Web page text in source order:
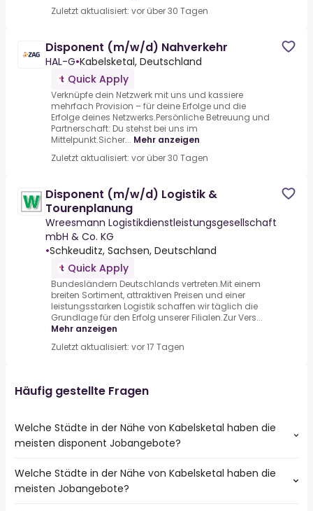
Zuletzt aktualisiert: vor über 30 Tagen
Disponent (m/w/d) Nahverkehr
HAL-G•Kabelsketal, Deutschland
Quick Apply
Verknüpfe dein Netzwerk mit uns und kassiere
mehrfach Provision – für deine Erfolge und die
Erfolge deines Netzwerks.Persönliche Betreuung und
Partnerschaft: Du stehst bei uns im
Mittelpunkt.Sicher... Mehr anzeigen
Zuletzt aktualisiert: vor über 30 Tagen
Disponent (m/w/d) Logistik &
Tourenplanung
Wreesmann Logistikdienstleistungsgesellschaft
mbH & Co. KG
•Schkeuditz, Sachsen, Deutschland
Quick Apply
Bundesländern Deutschlands vertreten.Mit einem
breiten Sortiment, attraktiven Preisen und einer
leistungsstarken Logistik schaffen wir täglich die
Grundlage für den Erfolg unserer Filialen.Zur Vers...
Mehr anzeigen
Zuletzt aktualisiert: vor 17 Tagen
Häufig gestellte Fragen
Welche Städte in der Nähe von Kabelsketal haben die
meisten disponent Jobangebote?
Städte in der Nähe von Kabelsketal mit den meisten
disponent Jobs:
Welche Städte in der Nähe von Kabelsketal haben die
meisten Jobangebote?